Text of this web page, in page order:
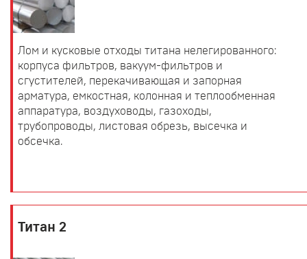
Лом и кусковые отходы титана нелегированного:
корпуса фильтров, вакуум-фильтров и
сгустителей, перекачивающая и запорная
арматура, емкостная, колонная и теплообменная
аппаратура, воздуховоды, газоходы,
трубопроводы, листовая обрезь, высечка и
обсечка.
Титан 2